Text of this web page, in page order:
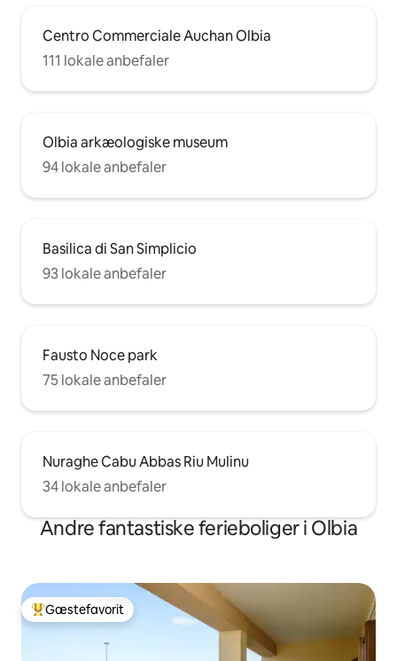
Centro Commerciale Auchan Olbia
111 lokale anbefaler
Olbia arkæologiske museum
94 lokale anbefaler
Basilica di San Simplicio
93 lokale anbefaler
Fausto Noce park
75 lokale anbefaler
Nuraghe Cabu Abbas Riu Mulinu
34 lokale anbefaler
Andre fantastiske ferieboliger i Olbia
Bedste gæstefavorit
Gæstefavorit